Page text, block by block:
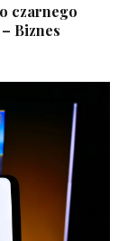
czarnego
Biznes